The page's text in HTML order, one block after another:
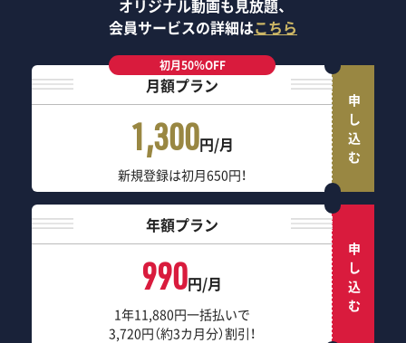
オリジナル動画も見放題、
会員サービスの詳細はこちら
初月50％OFF
月額プラン
1,300円/月
新規登録は初月650円！
申し込む
年額プラン
990円/月
1年11,880円一括払いで
3,720円（約3カ月分）割引！
申し込む